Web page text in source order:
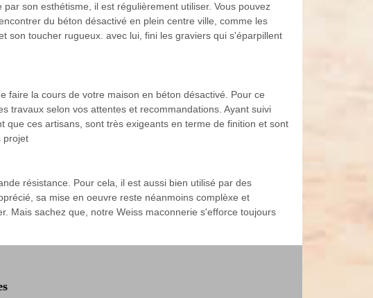
son esthétisme, il est régulièrement utiliser. Vous pouvez
du béton désactivé en plein centre ville, comme les
son toucher rugueux. avec lui, fini les graviers qui s'éparpillent
faire la cours de votre maison en béton désactivé. Pour ce
travaux selon vos attentes et recommandations. Ayant suivi
ces artisans, sont très exigeants en terme de finition et sont
projet
résistance. Pour cela, il est aussi bien utilisé par des
sa mise en oeuvre reste néanmoins complèxe et
Mais sachez que, notre Weiss maconnerie s'efforce toujours